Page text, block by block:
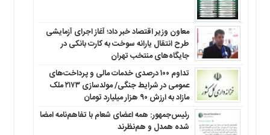
معاون وزیر اقتصاد خبر داد؛ آغاز اجرای آزمایشی
طرح انتقال یارانه سوخت به کارت بانکی در
جایگاه‌های منتخب تهران
تداوم ۱۰۰ درصدی خدمات مالی و پرداخت‌های
عمومی در شرایط جنگی/ مولدسازی ۲۱۷۳ ملک
مازاد به ارزش ۹۰ هزار میلیارد تومان
رئیس‌جمهور: همه اعضای شعام با تفاهم‌نامه امضا
شده همدل و هم‌نظرند